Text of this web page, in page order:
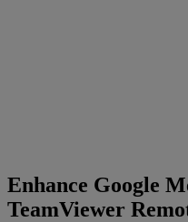
Enhance Google
TeamViewer